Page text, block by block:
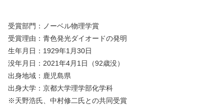
受賞部門：ノーベル物理学賞
受賞理由：青色発光ダイオードの発明
生年月日：1929年1月30日
没年月日：2021年4月1日（92歳没）
出身地域：鹿児島県
出身大学：京都大学理学部化学科
※天野浩氏、中村修二氏との共同受賞